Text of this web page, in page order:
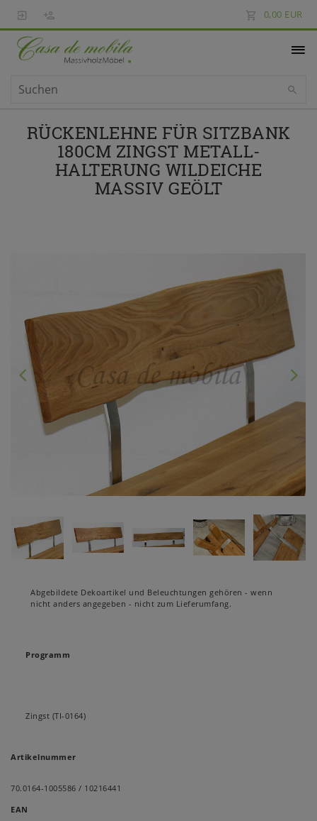
0,00 EUR
RÜCKENLEHNE FÜR SITZBANK
180CM ZINGST METALL-
HALTERUNG WILDEICHE
MASSIV GEÖLT
Abgebildete Dekoartikel und Beleuchtungen gehören - wenn
nicht anders angegeben - nicht zum Lieferumfang.
Programm
Zingst (TI-0164)
Artikelnummer
70.0164-1005586 / 10216441
EAN